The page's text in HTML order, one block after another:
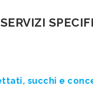
SERVIZI
succhi e